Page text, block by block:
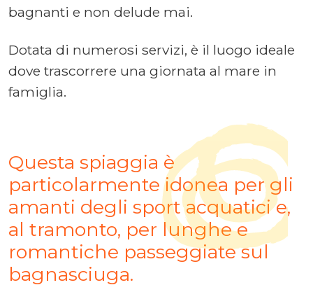
bagnanti e non delude mai.
Dotata di numerosi servizi, è il luogo ideale
dove trascorrere una giornata al mare in
famiglia.
Questa spiaggia è
particolarmente idonea per gli
amanti degli sport acquatici e,
al tramonto, per lunghe e
romantiche passeggiate sul
bagnasciuga.